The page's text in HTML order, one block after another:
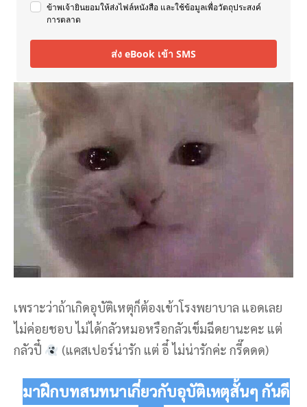
ข้าพเจ้ายินยอมให้ส่งไฟล์หนังสือ และใช้ข้อมูลเพื่อวัตถุประสงค์
การตลาด
ส่ง eBook เข้า SMS
เพราะว่าถ้าเกิดอุบัติเหตุก็ต้องเข้าโรงพยาบาล แอดเลย
ไม่ค่อยชอบ ไม่ได้กลัวหมอหรือกลัวเข็มฉีดยานะคะ แต่
กลัวปี๋
(แคสเปอร์น่ารัก แต่ อี๋ ไม่น่ารักค่ะ กรี๊ดดด)
มาฝึกบทสนทนาเกี่ยวกับอุบัติเหตุสั้นๆ กันดี